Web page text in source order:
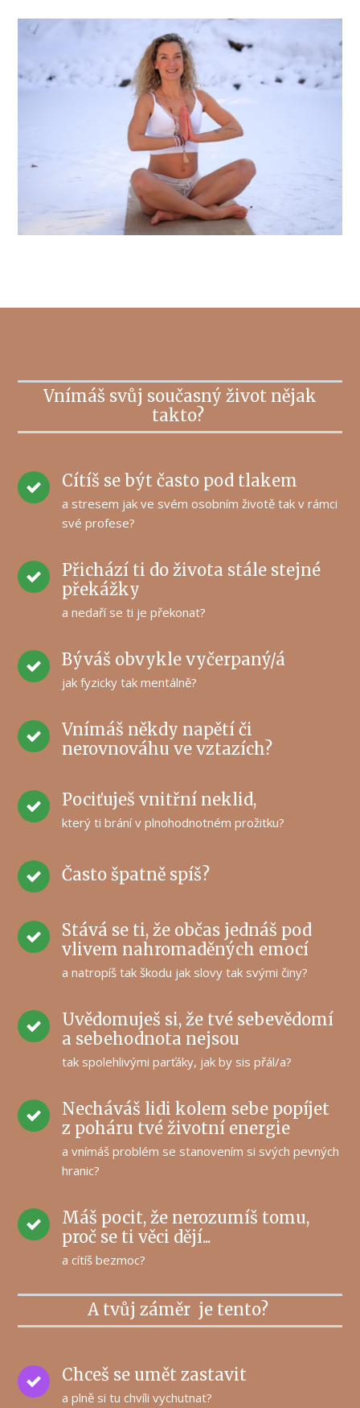
Vnímáš svůj současný život nějak
takto?
Cítíš se být často pod tlakem
a stresem jak ve svém osobním životě tak v rámci
své profese?
Přichází ti do života stále stejné
překážky
a nedaří se ti je překonat?
Býváš obvykle vyčerpaný/á
jak fyzicky tak mentálně?
Vnímáš někdy napětí či
nerovnováhu ve vztazích?
Pociťuješ vnitřní neklid,
který ti brání v plnohodnotném prožitku?
Často špatně spíš?
Stává se ti, že občas jednáš pod
vlivem nahromaděných emocí
a natropíš tak škodu jak slovy tak svými činy?
Uvědomuješ si, že tvé sebevědomí
a sebehodnota nejsou
tak spolehlivými parťáky, jak by sis přál/a?
Necháváš lidi kolem sebe popíjet
z poháru tvé životní energie
a vnímáš problém se stanovením si svých pevných
hranic?
Máš pocit, že nerozumíš tomu,
proč se ti věci dějí...
a cítíš bezmoc?
A tvůj záměr je tento?
Chceš se umět zastavit
a plně si tu chvíli vychutnat?